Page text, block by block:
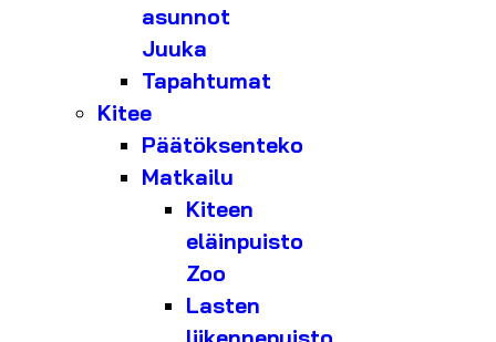
asunnot
Juuka
Tapahtumat
Kitee
Päätöksenteko
Matkailu
Kiteen
eläinpuisto
Zoo
Lasten